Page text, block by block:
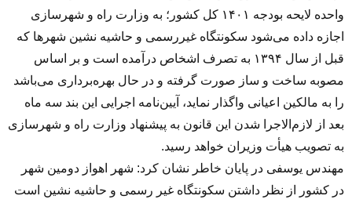
واحده لایحه بودجه ۱۴۰۱ کل کشور؛ به وزارت راه و شهرسازی
اجازه داده می‌شود سکونتگاه غیررسمی و حاشیه نشین شهرها که
قبل از سال ۱۳۹۴ به تصرف اشخاص درآمده است و بر اساس
مصوبه ساخت و ساز صورت گرفته و در حال بهره‌برداری می‌باشد
را به مالکین اعیانی واگذار نماید، آیین‌نامه اجرایی این بند سه ماه
بعد از لازم‌الاجرا شدن این قانون به پیشنهاد وزارت راه و شهرسازی
به تصویب هیأت وزیران خواهد رسید.
مهندس یوسفی در پایان خاطر نشان کرد: شهر اهواز دومین شهر
در کشور از نظر داشتن سکونتگاه غیر رسمی و حاشیه نشین است